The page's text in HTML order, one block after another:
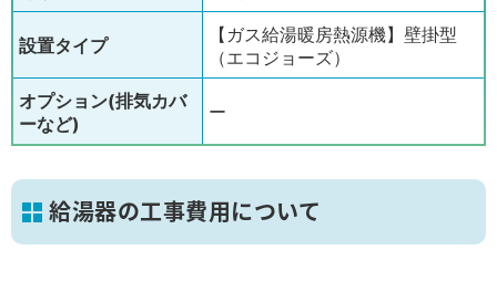
設置タイプ
【ガス給湯暖房熱源機】壁掛型
（エコジョーズ）
オプション(排気カバ
ーなど)
ー
給湯器の工事費用について